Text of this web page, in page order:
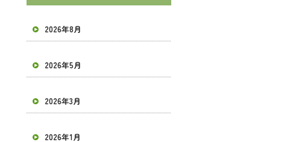
2026年8月
2026年5月
2026年3月
2026年1月